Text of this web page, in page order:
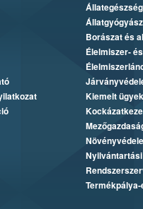
Borászat és
Élelmiszer-
Kiemelt